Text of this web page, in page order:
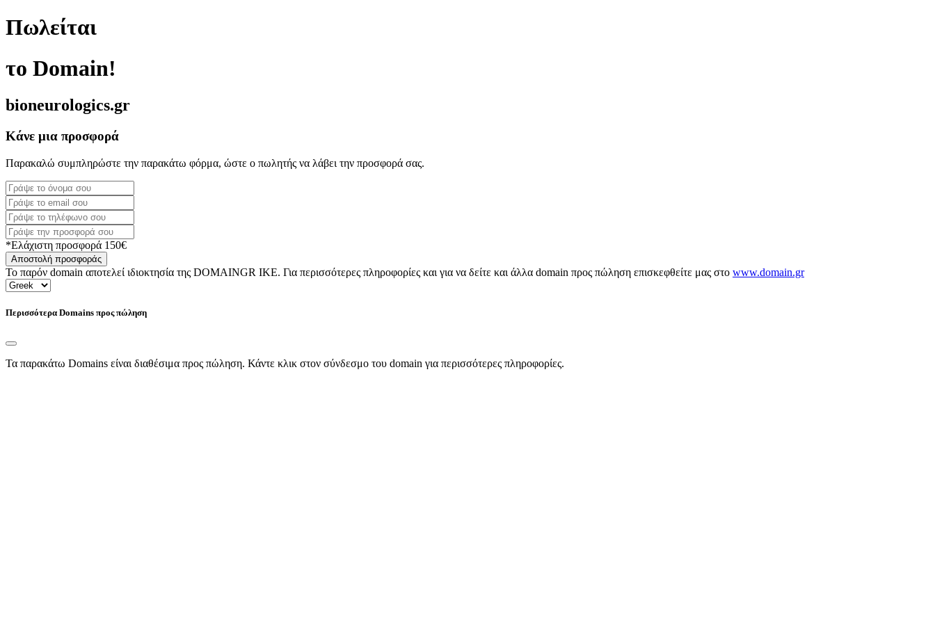
Πωλείται
το Domain!
bioneurologics.gr
Κάνε μια προσφορά
Παρακαλώ συμπληρώστε την παρακάτω φόρμα, ώστε ο πωλητής να λάβει την προσφορά σας.
*Ελάχιστη προσφορά 150€
Αποστολή προσφοράς
Το παρόν domain αποτελεί ιδιοκτησία της DOMAINGR ΙΚΕ. Για περισσότερες πληροφορίες και για να δείτε και άλλα domain προς πώληση επισκεφθείτε μας στο www.domain.gr
Περισσότερα Domains προς πώληση
Τα παρακάτω Domains είναι διαθέσιμα προς πώληση. Κάντε κλικ στον σύνδεσμο του domain για περισσότερες πληροφορίες.